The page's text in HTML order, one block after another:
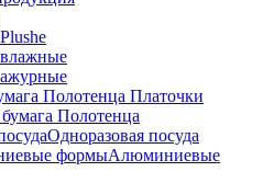
Полотенца Платочки
Полотенца
Одноразовая посуда
Алюминиевые